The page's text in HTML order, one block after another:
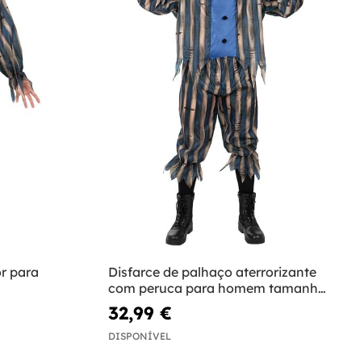
para
Disfarce de palhaço aterrorizante
com peruca para homem tamanho
grande
32,99 €
DISPONÍVEL